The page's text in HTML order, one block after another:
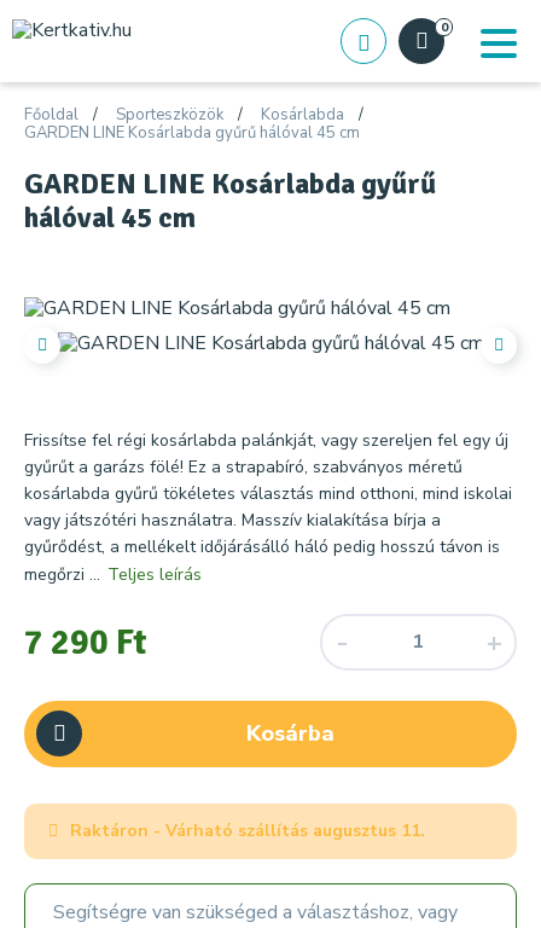
0
Főoldal Sporteszközök
Kosárlabda
GARDEN LINE Kosárlabda gyűrű hálóval 45 cm
GARDEN LINE Kosárlabda gyűrű
hálóval 45 cm
Frissítse fel régi kosárlabda palánkját, vagy szereljen fel egy új
gyűrűt a garázs fölé! Ez a strapabíró, szabványos méretű
kosárlabda gyűrű tökéletes választás mind otthoni, mind iskolai
vagy játszótéri használatra. Masszív kialakítása bírja a
gyűrődést, a mellékelt időjárásálló háló pedig hosszú távon is
megőrzi ... Teljes leírás
7 290 Ft
Kosárba
Raktáron - Várható szállítás augusztus 11.
Segítségre van szükséged a választáshoz, vagy